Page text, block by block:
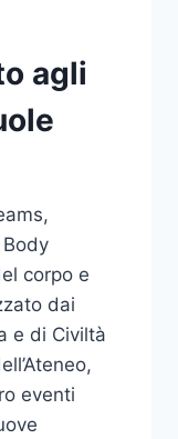
agli
corpo e
dai
e di Civiltà
eventi